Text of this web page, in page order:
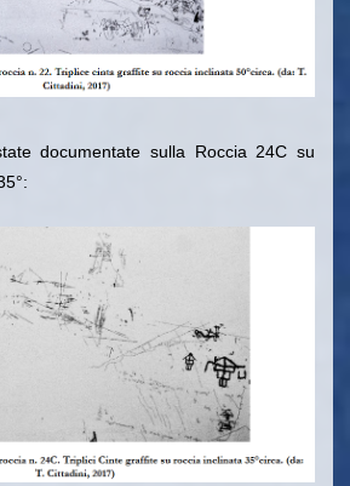
documentate sulla Roccia 24C su